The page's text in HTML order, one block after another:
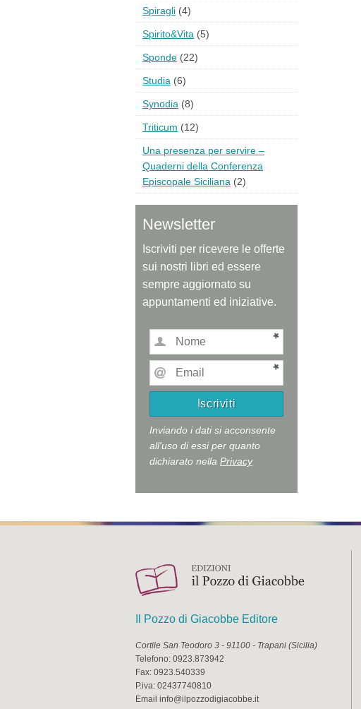
Spiragli (4)
Spirito&Vita (5)
Sponde (22)
Studia (6)
Synodia (8)
Triticum (12)
Una presenza per servire –
Quaderni della Conferenza
Episcopale Siciliana (2)
Newsletter
Iscriviti per ricevere le offerte
sui nostri libri ed essere
sempre aggiornato su
appuntamenti ed iniziative.
Inviando i dati si acconsente
all'uso di essi per quanto
dichiarato nella Privacy
Il Pozzo di Giacobbe Editore
Cortile San Teodoro 3 - 91100 - Trapani (Sicilia)
Telefono: 0923.873942
Fax: 0923.540339
P.iva: 02437740810
Email info@ilpozzodigiacobbe.it